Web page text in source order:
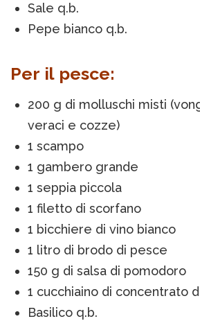
Sale q.b.
Pepe bianco q.b.
Per il pesce:
200 g di molluschi misti
veraci e cozze)
1 scampo
1 gambero grande
1 seppia piccola
1 filetto di scorfano
1 bicchiere di vino bianco
1 litro di brodo di pesce
150 g di salsa di pomodoro
1 cucchiaino di concentrato
Basilico q.b.